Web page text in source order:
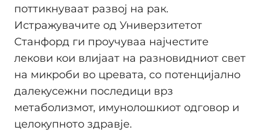
поттикнуваат развој на рак.
Истражувачите од Универзитетот
Станфорд ги проучуваа најчестите
лекови кои влијаат на разновидниот свет
на микроби во цревата, со потенцијално
далекусежни последици врз
метаболизмот, имунолошкиот одговор и
целокупното здравје.